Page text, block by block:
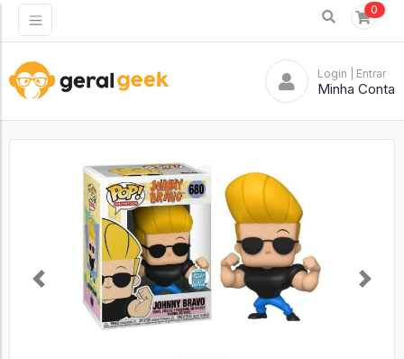
0
Login | Entrar
Minha Conta
Previous Next